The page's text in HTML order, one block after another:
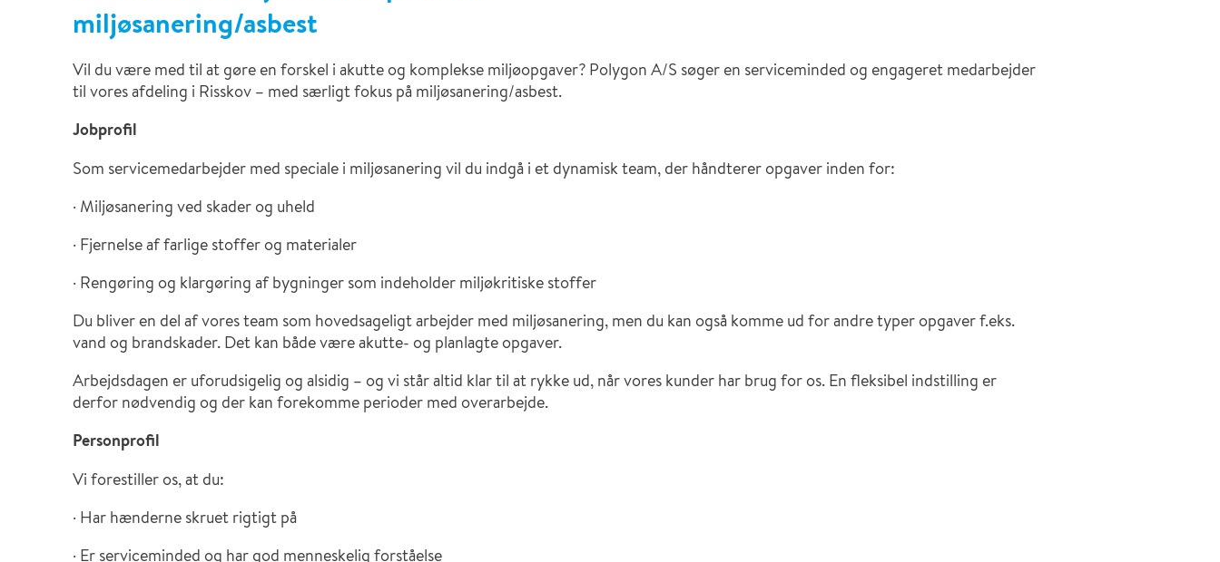
Polygon Digital Solutions
Surface Repair
miljøsanering/asbest
Vil du være med til at gøre en forskel i akutte og komplekse miljøopgaver? Polygon A/S søger en serviceminded og engageret medarbejder
til vores afdeling i Risskov – med særligt fokus på miljøsanering/asbest.
Jobprofil
Som servicemedarbejder med speciale i miljøsanering vil du indgå i et dynamisk team, der håndterer opgaver inden for:
· Miljøsanering ved skader og uheld
· Fjernelse af farlige stoffer og materialer
· Rengøring og klargøring af bygninger som indeholder miljøkritiske stoffer
Du bliver en del af vores team som hovedsageligt arbejder med miljøsanering, men du kan også komme ud for andre typer opgaver f.eks.
vand og brandskader. Det kan både være akutte- og planlagte opgaver.
Arbejdsdagen er uforudsigelig og alsidig – og vi står altid klar til at rykke ud, når vores kunder har brug for os. En fleksibel indstilling er
derfor nødvendig og der kan forekomme perioder med overarbejde.
Personprofil
Vi forestiller os, at du:
· Har hænderne skruet rigtigt på
· Er serviceminded og har god menneskelig forståelse